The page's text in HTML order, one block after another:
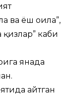
ва ёш оила”,
қизлар” каби
янада
айтган